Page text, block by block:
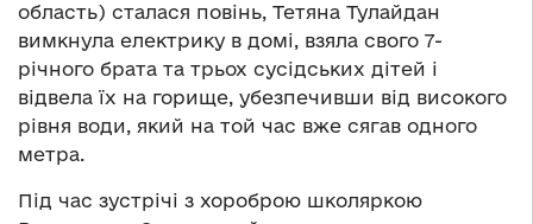
область) сталася повінь, Тетяна Тулайдан
вимкнула електрику в домі, взяла свого 7-
річного брата та трьох сусідських дітей і
відвела їх на горище, убезпечивши від високого
рівня води, який на той час вже сягав одного
метра.
Під час зустрічі з хороброю школяркою